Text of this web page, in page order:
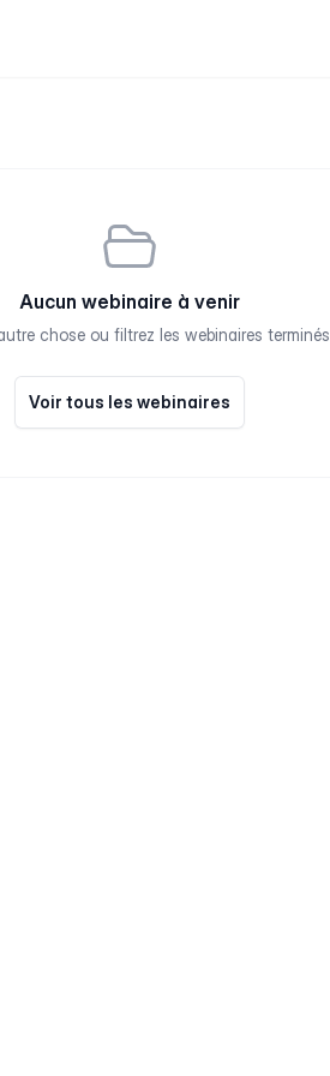
Aucun webinaire à venir
chose ou filtrez les webinaires terminés
Voir tous les webinaires